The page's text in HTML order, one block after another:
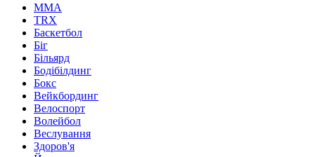
MMA
TRX
Баскетбол
Біг
Більярд
Бодібілдинг
Бокс
Вейкбординг
Велоспорт
Волейбол
Веслування
Здоров'я